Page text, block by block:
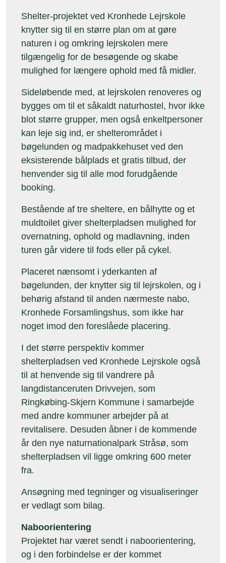
Shelter-projektet ved Kronhede Lejrskole
knytter sig til en større plan om at gøre
naturen i og omkring lejrskolen mere
tilgængelig for de besøgende og skabe
mulighed for længere ophold med få midler.
Sideløbende med, at lejrskolen renoveres og
bygges om til et såkaldt naturhostel, hvor ikke
blot større grupper, men også enkeltpersoner
kan leje sig ind, er shelterområdet i
bøgelunden og madpakkehuset ved den
eksisterende bålplads et gratis tilbud, der
henvender sig til alle mod forudgående
booking.
Bestående af tre sheltere, en bålhytte og et
muldtoilet giver shelterpladsen mulighed for
overnatning, ophold og madlavning, inden
turen går videre til fods eller på cykel.
Placeret nænsomt i yderkanten af
bøgelunden, der knytter sig til lejrskolen, og i
behørig afstand til anden nærmeste nabo,
Kronhede Forsamlingshus, som ikke har
noget imod den foreslåede placering.
I det større perspektiv kommer
shelterpladsen ved Kronhede Lejrskole også
til at henvende sig til vandrere på
langdistanceruten Drivvejen, som
Ringkøbing-Skjern Kommune i samarbejde
med andre kommuner arbejder på at
revitalisere. Desuden åbner i de kommende
år den nye naturnationalpark Stråsø, som
shelterpladsen vil ligge omkring 600 meter
fra.
Ansøgning med tegninger og visualiseringer
er vedlagt som bilag.
Naboorientering
Projektet har været sendt i naboorientering,
og i den forbindelse er der kommet